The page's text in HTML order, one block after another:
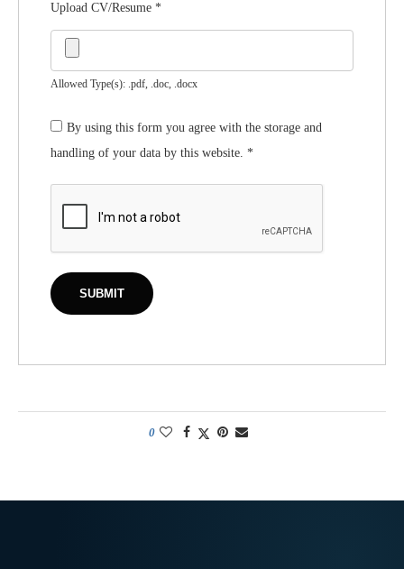
Upload CV/Resume *
Allowed Type(s): .pdf, .doc, .docx
By using this form you agree with the storage and
handling of your data by this website. *
0